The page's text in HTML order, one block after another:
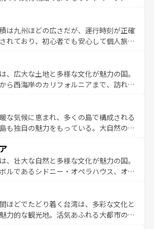
ぶとそれぞれで全く異なる文化を体験で
だろう。 なお、新着のフランス情報はコンテンツ一覧
。
ぜひ体験してほしい。 なお、新着の
テンツ一覧を参照してほしい。
魅力がある。また、優雅なアフタヌーン
きにはたまらない英国パブ、サッカー観
らこそできる体験も豊富。イギリスを旅
てほしい。
は九州ほどの広さだが、運行時刻が正確
れており、初心者でも安心して個人旅行
残る町や、スイスならではのユニークな
ルプス観光だけでなく町歩きも満喫する
民の所得が高いため物価も高いが、旅行
光を楽しむこともできる。 なお、新
コンテンツ一覧 を参照してほしい。
、広大な土地と多様な文化が魅力の国。
ら西海岸のカリフォルニアまで、訪れる
は、観光、ショッピング、エンターテイ
た刺激的なスポットだ。一方、アメリカ
広がり、グランドキャニオンやイエロー
ンズでは、音楽と美食が融合した独特の
者はアメリカの各地域で異なる魅力を楽
多様性と豊かな歴史を感じることができ
ルだ。 なお、新着のアメリカ
一覧を参照してほしい。
な気候に恵まれ、多くの島で構成される
も独自の魅力をもっている。大自然の神
い。また、定番の観光地といえばオアフ
然を求めるならマウイ島やカウアイ島が
ルドグリーンに輝く海をはじめ、豊かな
心で訪れる人々を迎えてくれるハワイの
ーカルフードやハワイアンミュージッ
ダンスなど、すべてがハワイの魅力を彩
、壮大な自然と多様な文化が魅力の国。
ルであるシドニー・オペラハウス、オー
中央部にそびえるウルル（エアーズロッ
の美しい原生林やケアンズの熱帯雨林な
くさん。また、カフェやワイン、オージ
ほどでたどり着く台湾は、多彩な文化と
力的な観光地。活気あふれる大都市の台